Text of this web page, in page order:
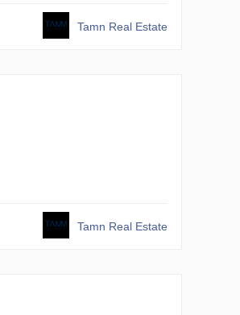
Tamn Real Estate
Tamn Real Estate